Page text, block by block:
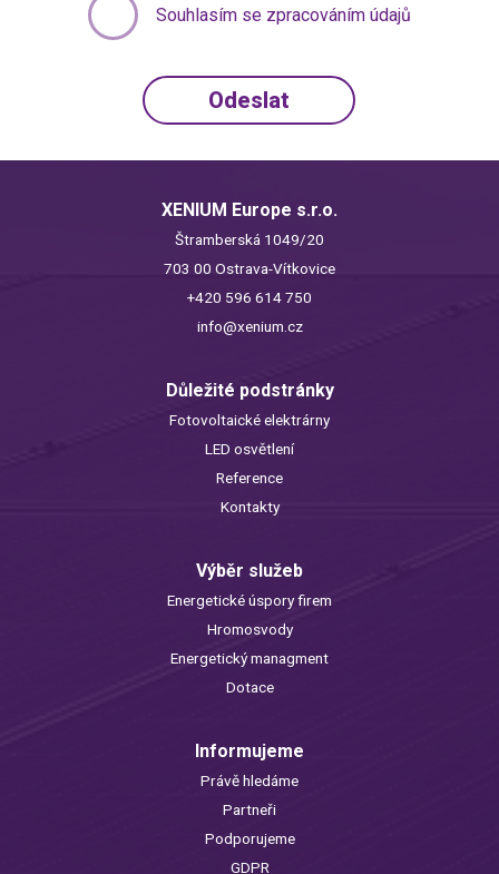
Souhlasím se zpracováním údajů
XENIUM Europe s.r.o.
Štramberská 1049/20
703 00 Ostrava-Vítkovice
+420 596 614 750
info@xenium.cz
Důležité podstránky
Fotovoltaické elektrárny
LED osvětlení
Reference
Kontakty
Výběr služeb
Energetické úspory firem
Hromosvody
Energetický managment
Dotace
Informujeme
Právě hledáme
Partneři
Podporujeme
GDPR